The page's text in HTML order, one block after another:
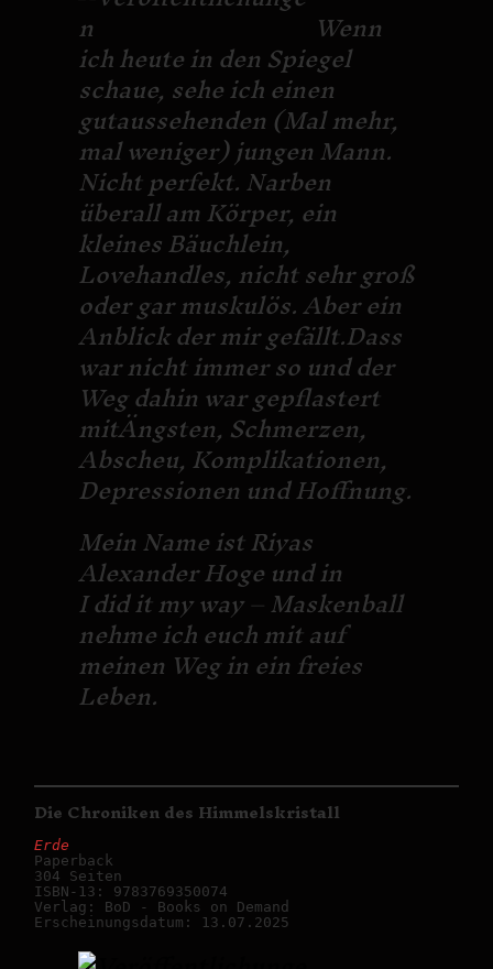
Wenn
ich heute in den Spiegel
schaue, sehe ich einen
gutaussehenden (Mal mehr,
mal weniger) jungen Mann.
Nicht perfekt. Narben
überall am Körper, ein
kleines Bäuchlein,
Lovehandles, nicht sehr groß
oder gar muskulös. Aber ein
Anblick der mir gefällt.Dass
war nicht immer so und der
Weg dahin war gepflastert
mitÄngsten, Schmerzen,
Abscheu, Komplikationen,
Depressionen und Hoffnung.
Mein Name ist Riyas
Alexander Hoge und in
I did it my way – Maskenball
nehme ich euch mit auf
meinen Weg in ein freies
Leben.
Die Chroniken des Himmelskristall
Erde
Paperback
304 Seiten
ISBN-13: 9783769350074
Verlag: BoD - Books on Demand
Erscheinungsdatum: 13.07.2025